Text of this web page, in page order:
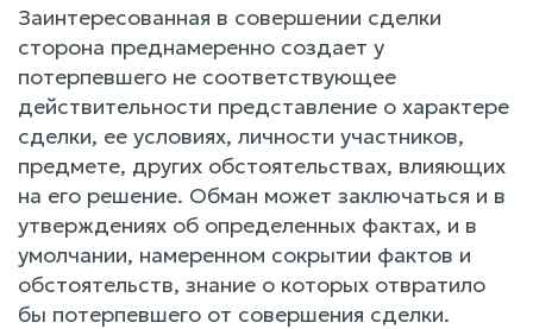
Заинтересованная в совершении сделки
сторона преднамеренно создает у
потерпевшего не соответствующее
действительности представление о характере
сделки, ее условиях, личности участников,
предмете, других обстоятельствах, влияющих
на его решение. Обман может заключаться и в
утверждениях об определенных фактах, и в
умолчании, намеренном сокрытии фактов и
обстоятельств, знание о которых отвратило
бы потерпевшего от совершения сделки.